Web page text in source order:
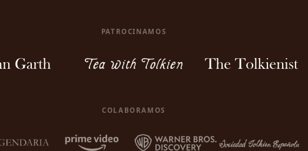
PATROCINAMOS
COLABORAMOS